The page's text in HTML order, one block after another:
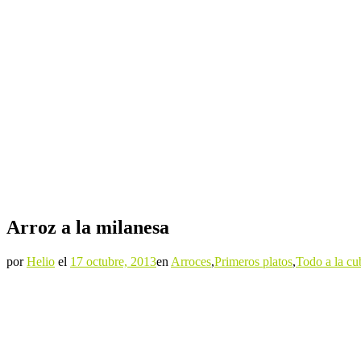
Arroz a la milanesa
porHelio el 17 octubre, 2013en Arroces,Primeros platos,Todo a la